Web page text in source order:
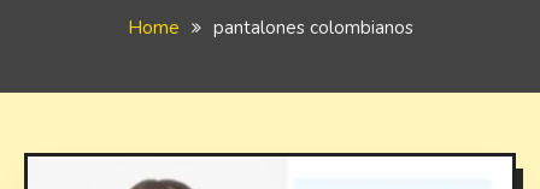
Home pantalones colombianos